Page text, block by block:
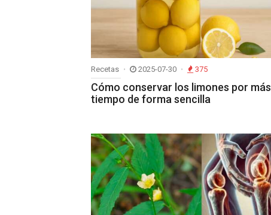
Recetas 2025-07-30 375
Cómo conservar los limones por más
tiempo de forma sencilla